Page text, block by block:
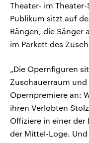
Theater- im
Publikum sitzt auf
Rängen, die Sänger
im Parkett des
„Die Opernfiguren
Zuschauerraum
Opernpremiere an:
ihren Verlobten
Offiziere in einer
der Mittel-Loge.